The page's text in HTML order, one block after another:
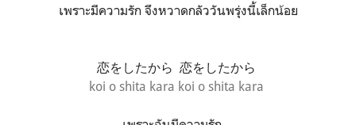
เพราะมีความรัก จึงหวาดกลัววันพรุ่งนี้เล็กน้อย
恋をしたから 恋をしたから
koi o shita kara koi o shita kara